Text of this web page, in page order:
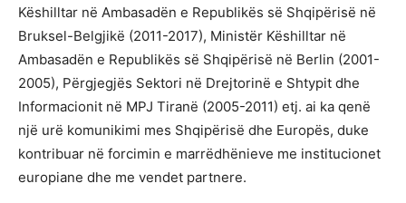
Këshilltar në Ambasadën e Republikës së Shqipërisë në
Bruksel-Belgjikë (2011-2017), Ministër Këshilltar në
Ambasadën e Republikës së Shqipërisë në Berlin (2001-
2005), Përgjegjës Sektori në Drejtorinë e Shtypit dhe
Informacionit në MPJ Tiranë (2005-2011) etj. ai ka qenë
një urë komunikimi mes Shqipërisë dhe Europës, duke
kontribuar në forcimin e marrëdhënieve me institucionet
europiane dhe me vendet partnere.